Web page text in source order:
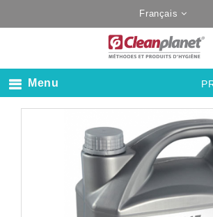
Français
Menu